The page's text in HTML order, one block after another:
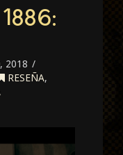
2018
RESEÑA,